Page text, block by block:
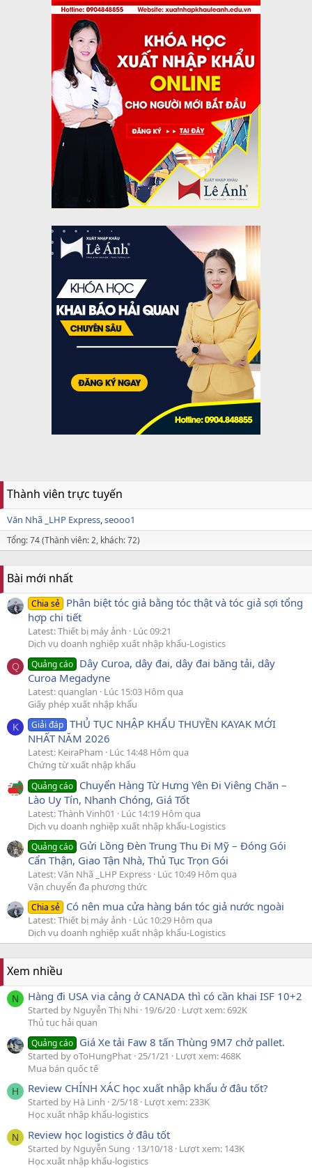
Thành viên trực tuyến
Văn Nhã _LHP Express seooo1
Tổng: 74 (Thành viên: 2, khách: 72)
Bài mới nhất
Chia sẻ Phân biệt tóc giả bằng tóc thật và tóc giả sợi tổng
hợp chi tiết
Latest: Thiết bị máy ảnh
Lúc 09:21
Dịch vụ doanh nghiệp xuất nhập khẩu-Logistics
Q Quảng cáo Dây Curoa, dây đai, dây đai băng tải, dây
Curoa Megadyne
Latest: quanglan
Lúc 15:03 Hôm qua
Giấy phép xuất nhập khẩu
K Giải đáp THỦ TỤC NHẬP KHẨU THUYỀN KAYAK MỚI
NHẤT NĂM 2026
Latest: KeiraPham
Lúc 14:48 Hôm qua
Chứng từ xuất nhập khẩu
Quảng cáo Chuyển Hàng Từ Hưng Yên Đi Viêng Chăn –
Lào Uy Tín, Nhanh Chóng, Giá Tốt
Latest: Thành Vinh01
Lúc 14:19 Hôm qua
Dịch vụ doanh nghiệp xuất nhập khẩu-Logistics
Quảng cáo Gửi Lồng Đèn Trung Thu Đi Mỹ – Đóng Gói
Cẩn Thận, Giao Tận Nhà, Thủ Tục Trọn Gói
Latest: Văn Nhã _LHP Express Lúc 10:49 Hôm qua
Vận chuyển đa phương thức
Chia sẻ Có nên mua cửa hàng bán tóc giả nước ngoài
Latest: Thiết bị máy ảnh
Lúc 10:29 Hôm qua
Dịch vụ doanh nghiệp xuất nhập khẩu-Logistics
Xem nhiều
N Hàng đi USA via cảng ở CANADA thì có cần khai ISF 10+2
Started by Nguyễn Thị Nhi 19/6/20 Lượt xem: 692K
Thủ tục hải quan
Quảng cáo Giá Xe tải Faw 8 tấn Thùng 9M7 chở pallet.
Started by oToHungPhat 25/1/21
Lượt xem: 468K
Mua bán quốc tế
H Review CHÍNH XÁC học xuất nhập khẩu ở đâu tốt?
Started by Hà Linh 2/5/18 Lượt xem: 233K
Học xuất nhập khẩu-logistics
N Review học logistics ở đâu tốt
Started by Nguyễn Sung 13/10/18 Lượt xem: 143K
Học xuất nhập khẩu-logistics